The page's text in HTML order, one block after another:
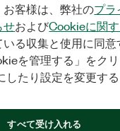
客様は、弊社のプラ
せおよびCookieに関
る収集と使用に同意
を管理する」をク
したり設定を変更す
すべて受け入れる